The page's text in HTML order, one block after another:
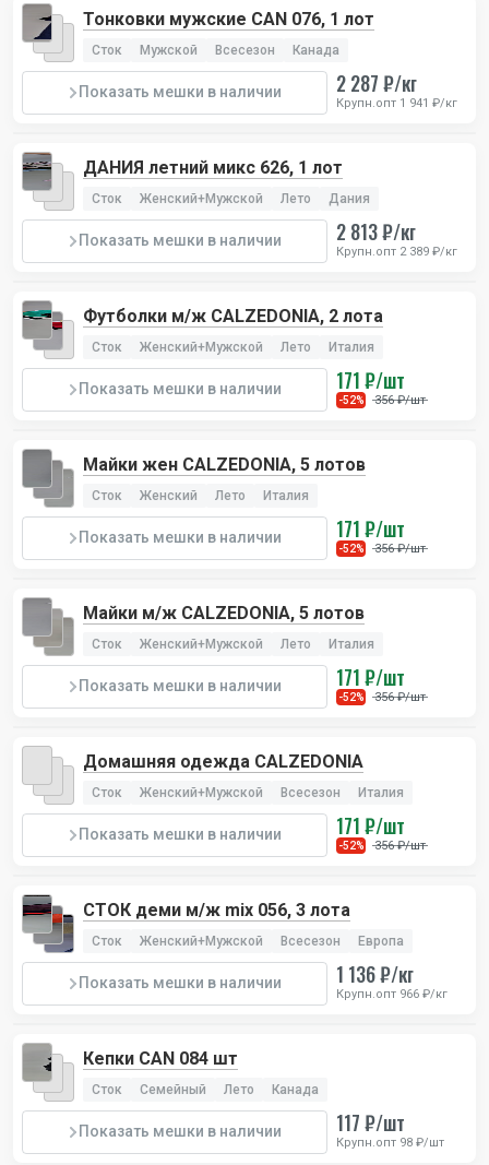
Тонковки мужские CAN 076, 1 лот
Сток Мужской Всесезон Канада
Показать мешки в наличии 2 287 ₽/кг
Крупн.опт 1 941 ₽/кг
ДАНИЯ летний микс 626, 1 лот
Сток Женский+Мужской Лето Дания
Показать мешки в наличии 2 813 ₽/кг
Крупн.опт 2 389 ₽/кг
Футболки м/ж CALZEDONIA, 2 лота
Сток Женский+Мужской Лето Италия
Показать мешки в наличии 171 ₽/шт
-52% 356 ₽/шт
Майки жен CALZEDONIA, 5 лотов
Сток Женский Лето Италия
Показать мешки в наличии 171 ₽/шт
-52% 356 ₽/шт
Майки м/ж CALZEDONIA, 5 лотов
Сток Женский+Мужской Лето Италия
Показать мешки в наличии 171 ₽/шт
-52% 356 ₽/шт
Домашняя одежда CALZEDONIA
Сток Женский+Мужской Всесезон Италия
Показать мешки в наличии 171 ₽/шт
-52% 356 ₽/шт
СТОК деми м/ж mix 056, 3 лота
Сток Женский+Мужской Всесезон Европа
Показать мешки в наличии 1 136 ₽/кг
Крупн.опт 966 ₽/кг
Кепки CAN 084 шт
Сток Семейный Лето Канада
Показать мешки в наличии 117 ₽/шт
Крупн.опт 98 ₽/шт